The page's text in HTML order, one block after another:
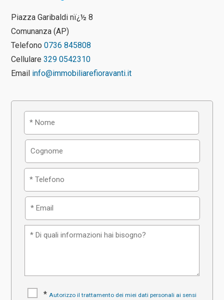
Piazza Garibaldi nï¿½ 8
Comunanza (AP)
Telefono 0736 845808
Cellulare 329 0542310
Email info@immobiliarefioravanti.it
* Autorizzo il trattamento dei miei dati personali ai sensi